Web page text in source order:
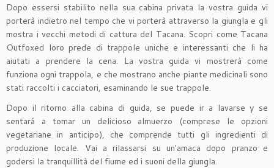
Dopo essersi stabilito nella sua cabina privata la vostra guida vi
porterà indietro nel tempo che vi porterà attraverso la giungla e gli
mostra i vecchi metodi di cattura del Tacana. Scopri come Tacana
Outfoxed loro prede di trappole uniche e interessanti che li ha
aiutati a prendere la cena. La vostra guida vi mostrerà come
funziona ogni trappola, e che mostrano anche piante medicinali sono
stati raccolti i cacciatori, esaminando le sue trappole.
Dopo il ritorno alla cabina di guida, se puede ir a lavarse y se
sentará a tomar un delicioso almuerzo (comprese le opzioni
vegetariane in anticipo), che comprende tutti gli ingredienti di
produzione locale. Vai a rilassarsi su un'amaca dopo pranzo e
godersi la tranquillità del fiume ed i suoni della giungla.